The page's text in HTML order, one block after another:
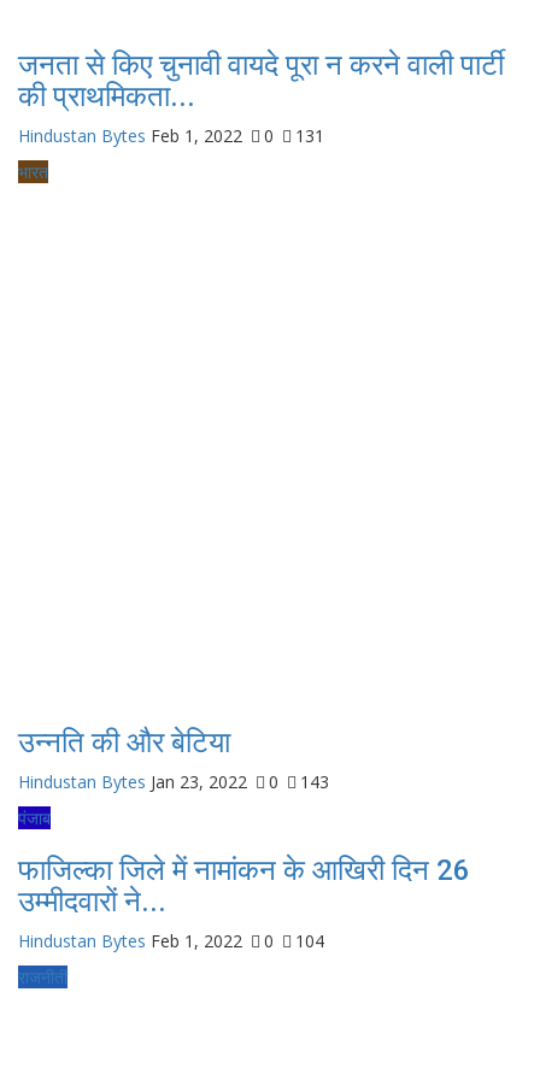
जनता से किए चुनावी वायदे पूरा न करने वाली पार्टी
की प्राथमिकता...
Hindustan Bytes Feb 1, 2022 0
131
भारत
उन्नति की और बेटिया
Hindustan Bytes Jan 23, 2022 0
143
पंजाब
फाजिल्का जिले में नामांकन के आखिरी दिन 26
उम्मीदवारों ने...
Hindustan Bytes Feb 1, 2022 0
104
राजनीती